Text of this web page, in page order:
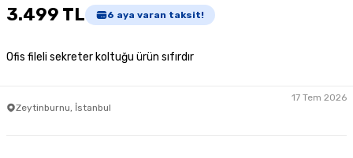
3.499 TL 6 aya varan taksit!
Ofis fileli sekreter koltuğu ürün sıfırdır
Zeytinburnu, İstanbul
17 Tem 2026